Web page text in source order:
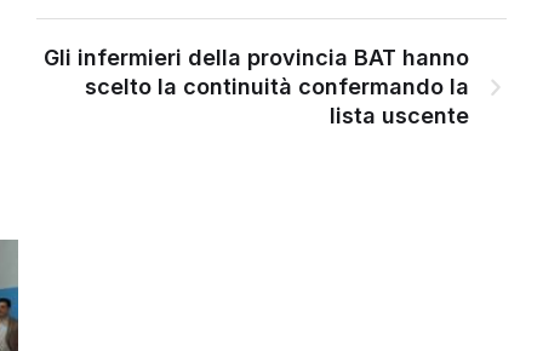
Gli infermieri della provincia BAT hanno
scelto la continuità confermando la
lista uscente